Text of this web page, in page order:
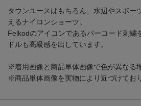
タウンユースはもちろん、水辺やスポー
えるナイロンショーツ。
Felkodのアイコンであるバーコード刺繍
ドルも高級感を出しています。
※着用画像と商品単体画像で色が異なる
※商品単体画像を実物により近づけてお